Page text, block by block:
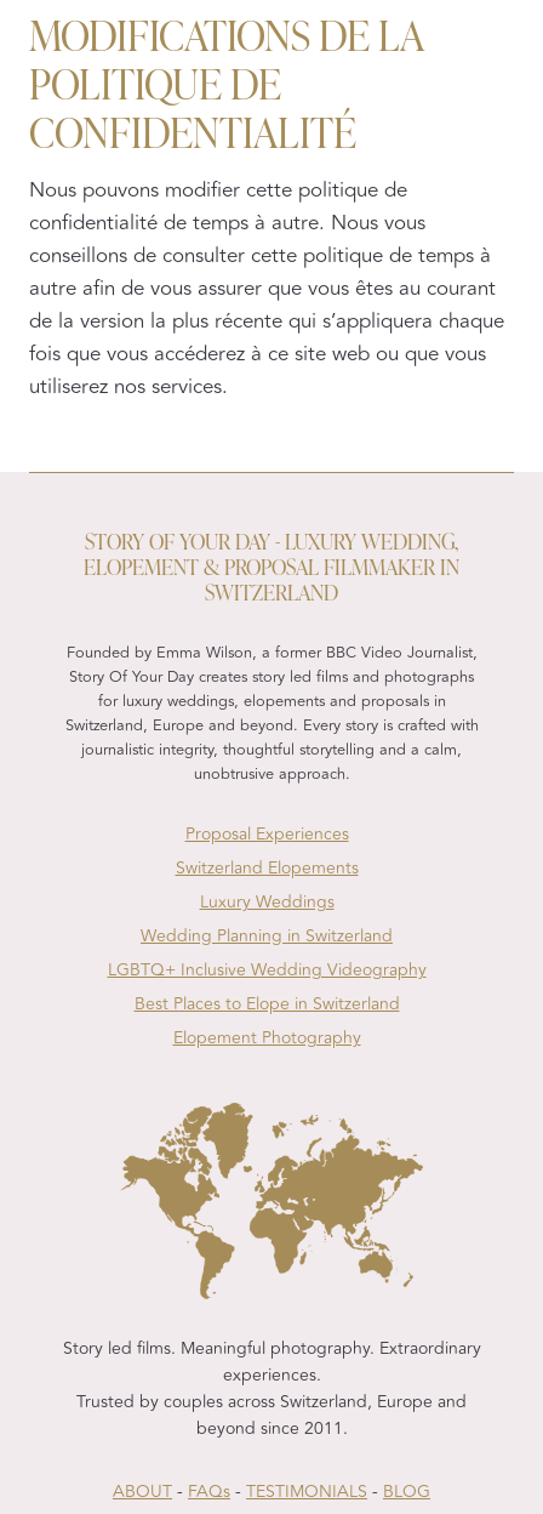
MODIFICATIONS DE LA
POLITIQUE DE
CONFIDENTIALITÉ
Nous pouvons modifier cette politique de
confidentialité de temps à autre. Nous vous
conseillons de consulter cette politique de temps à
autre afin de vous assurer que vous êtes au courant
de la version la plus récente qui s’appliquera chaque
fois que vous accéderez à ce site web ou que vous
utiliserez nos services.
STORY OF YOUR DAY - LUXURY WEDDING,
ELOPEMENT & PROPOSAL FILMMAKER IN
SWITZERLAND
Founded by Emma Wilson, a former BBC Video Journalist,
Story Of Your Day creates story led films and photographs
for luxury weddings, elopements and proposals in
Switzerland, Europe and beyond. Every story is crafted with
journalistic integrity, thoughtful storytelling and a calm,
unobtrusive approach.
Proposal Experiences
Switzerland Elopements
Luxury Weddings
Wedding Planning in Switzerland
LGBTQ+ Inclusive Wedding Videography
Best Places to Elope in Switzerland
Elopement Photography
Story led films. Meaningful photography. Extraordinary
experiences.
Trusted by couples across Switzerland, Europe and
beyond since 2011.
ABOUT- FAQs- TESTIMONIALS- BLOG